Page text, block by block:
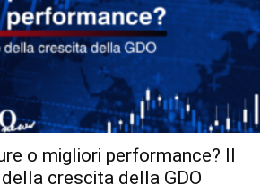
o migliori performance? Il
crescita della GDO